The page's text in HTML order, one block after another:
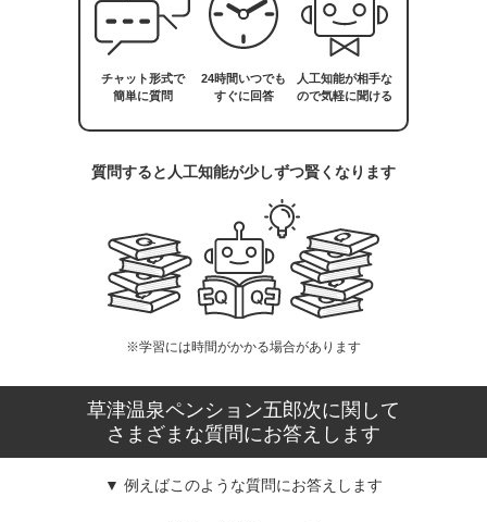
チャット形式で
簡単に質問
24時間いつでも
すぐに回答
人工知能が相手な
ので気軽に聞ける
質問すると人工知能が少しずつ賢くなります
※学習には時間がかかる場合があります
草津温泉ペンション五郎次に関して
さまざまな質問にお答えします
▼ 例えばこのような質問にお答えします